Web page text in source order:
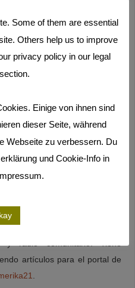
del
bachillerato
quizo
anthropología social y
Además de su pasión por
su fascinación por los
rebelde?)
– un símbolo de la
Hizo unas prácticas en
artículos para el portal de
Some of them are essential
Others help us to improve
privacy policy in our legal
Einige von ihnen sind
dieser Seite, während
Webseite zu verbessern. Du
und Cookie-Info in